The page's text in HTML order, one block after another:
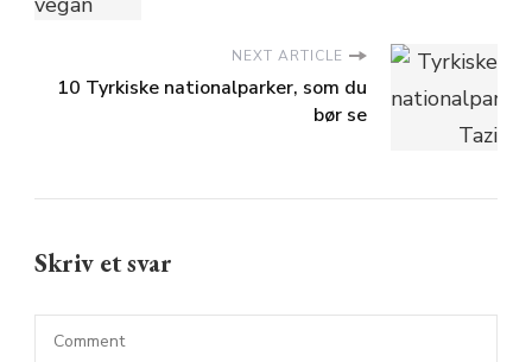
NEXT ARTICLE
10 Tyrkiske nationalparker, som du
bør se
Skriv et svar